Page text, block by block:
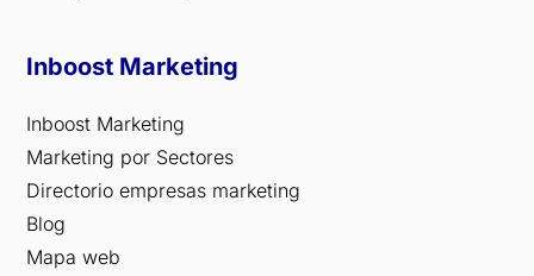
Inboost Marketing
Inboost Marketing
Marketing por Sectores
Directorio empresas marketing
Blog
Mapa web